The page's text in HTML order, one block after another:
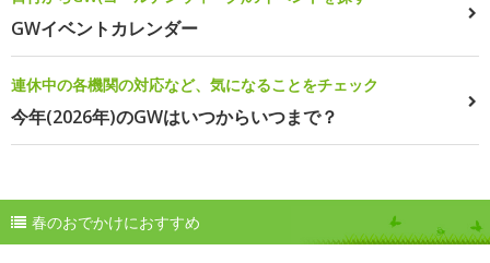
GWイベントカレンダー
連休中の各機関の対応など、気になることをチェック
今年(2026年)のGWはいつからいつまで？
春のおでかけにおすすめ